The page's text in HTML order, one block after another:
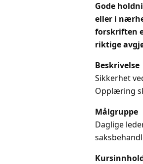
Gode
eller i
forskriften
riktige
Beskrivelse
Sikkerhet
Opplæring
Målgruppe
Daglige